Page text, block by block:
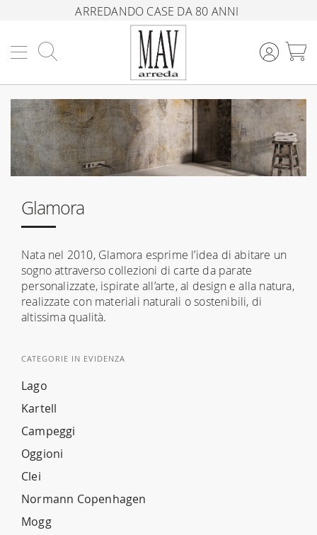
ARREDANDO CASE DA 80 ANNI
Glamora
Nata nel 2010, Glamora esprime l’idea di abitare un
sogno attraverso collezioni di carte da parate
personalizzate, ispirate all’arte, al design e alla natura,
realizzate con materiali naturali o sostenibili, di
altissima qualità.
CATEGORIE IN EVIDENZA
Lago
Kartell
Campeggi
Oggioni
Clei
Normann Copenhagen
Mogg